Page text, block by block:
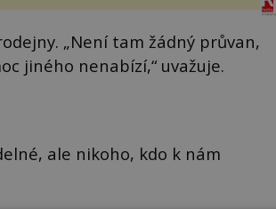
sporu m...
„Není tam žádný průvan,
jiného nenabízí,“ uvažuje.
ale nikoho, kdo k nám